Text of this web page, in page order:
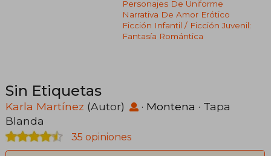
Personajes De Uniforme
Narrativa De Amor Erótico
Ficción Infantil / Ficción Juvenil:
Fantasía Romántica
Sin Etiquetas
Karla Martínez (Autor) · Montena · Tapa
Blanda
35 opiniones